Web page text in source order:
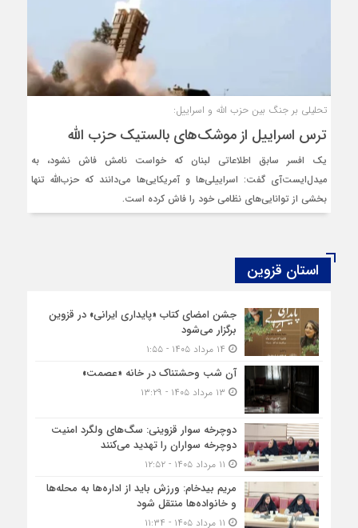
تحلیلی بر جنگ بین حزب الله و اسراییل:
ترس اسراییل از موشک‌های بالستیک حزب الله
یک افسر سابق اطلاعاتی لبنان که خواست نامش فاش نشود، به
میدل‌ایست‌آی گفت: اسراییلی‌ها و آمریکایی‌ها می‌دانند که حزب‌الله تنها
بخشی از توانایی‌های نظامی خود را فاش کرده است.
استان قزوین
جشن امضای کتاب «پایداری ایرانی» در قزوین
برگزار می‌شود
آن شب وحشتناک در خانه «عصمت»
دوچرخه‌ سوار قزوینی: سگ‌های ولگرد امنیت
دوچرخه‌ سواران را تهدید می‌کنند
مریم بیدخام: ورزش باید از اداره‌ها به محله‌ها
و خانواده‌ها منتقل شود